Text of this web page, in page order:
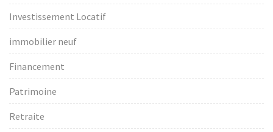
Investissement Locatif
immobilier neuf
Financement
Patrimoine
Retraite